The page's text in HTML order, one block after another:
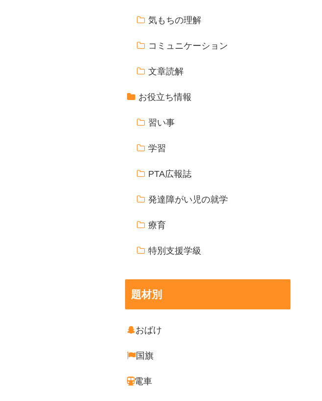
気もちの理解
コミュニケーション
文章読解
お役立ち情報
習い事
学習
PTA広報誌
発達障がい児の就学
療育
特別支援学級
題材別
おばけ
国旗
電車